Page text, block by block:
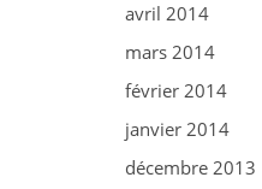
avril 2014
mars 2014
février 2014
janvier 2014
décembre 2013